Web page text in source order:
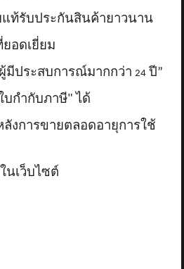
แท้รับประกันสินค้ายาวนาน
อดเยี่ยม
มีประสบการณ์มากกว่า24 ปี”
บกำกับภาษี" ได้
งการขายตลอดอายุการใช้
นเว็บไซต์